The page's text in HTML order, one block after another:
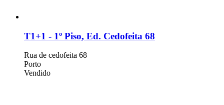
T1+1 - 1º Piso, Ed. Cedofeita 68
Rua de cedofeita 68
Porto
Vendido